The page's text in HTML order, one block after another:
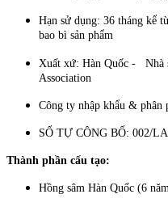
Hạn sử dụng: 36 tháng kể
bao bì sản phẩm
Xuất xứ: Hàn Quốc - Nhà
Association
Công ty nhập khẩu &
SỐ TỰ CÔNG BỐ: 002/
Thành phần cấu tạo:
Hồng sâm Hàn Quốc (6